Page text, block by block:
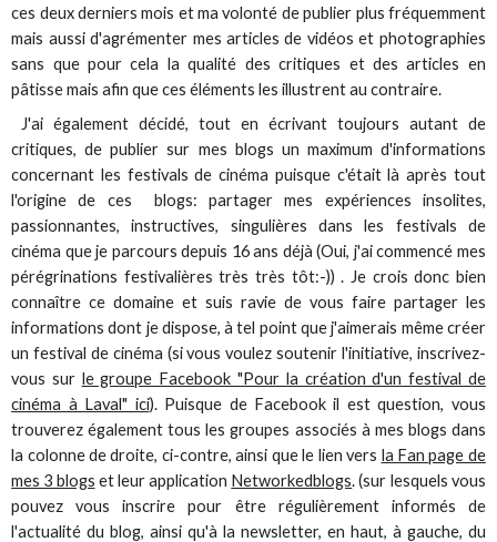
ces deux derniers mois et ma volonté de publier plus fréquemment
mais aussi d'agrémenter mes articles de vidéos et photographies
sans que pour cela la qualité des critiques et des articles en
pâtisse mais afin que ces éléments les illustrent au contraire.
J'ai également décidé, tout en écrivant toujours autant de
critiques, de publier sur mes blogs un maximum d'informations
concernant les festivals de cinéma puisque c'était là après tout
l'origine de ces blogs: partager mes expériences insolites,
passionnantes, instructives, singulières dans les festivals de
cinéma que je parcours depuis 16 ans déjà (Oui, j'ai commencé mes
pérégrinations festivalières très très tôt:-)) . Je crois donc bien
connaître ce domaine et suis ravie de vous faire partager les
informations dont je dispose, à tel point que j'aimerais même créer
un festival de cinéma (si vous voulez soutenir l'initiative, inscrivez-
vous sur le groupe Facebook "Pour la création d'un festival de
cinéma à Laval" ici). Puisque de Facebook il est question, vous
trouverez également tous les groupes associés à mes blogs dans
la colonne de droite, ci-contre, ainsi que le lien vers la Fan page de
mes 3 blogs et leur application Networkedblogs. (sur lesquels vous
pouvez vous inscrire pour être régulièrement informés de
l'actualité du blog, ainsi qu'à la newsletter, en haut, à gauche, du